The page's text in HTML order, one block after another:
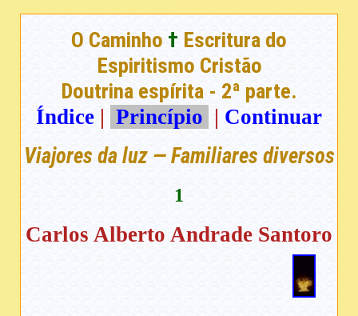
O Caminho † Escritura do
Espiritismo Cristão
Doutrina espírita - 2ª parte.
Índice | Princípio | Continuar
Viajores da luz — Familiares diversos
1
Carlos Alberto Andrade Santoro